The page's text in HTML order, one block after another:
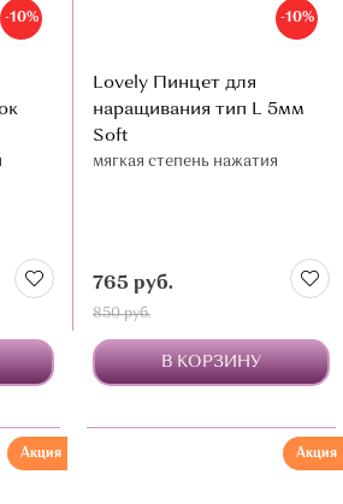
-10% -10%
Lovely Пинцет для
наращивания тип L 5мм
Soft
мягкая степень нажатия
765 руб.
850 руб.
В КОРЗИНУ
Акция Акция